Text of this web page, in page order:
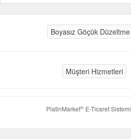
Boyasız Göçük Düzeltme
Müşteri Hizmetleri
PlatinMarket®E-Ticaret Sistemi